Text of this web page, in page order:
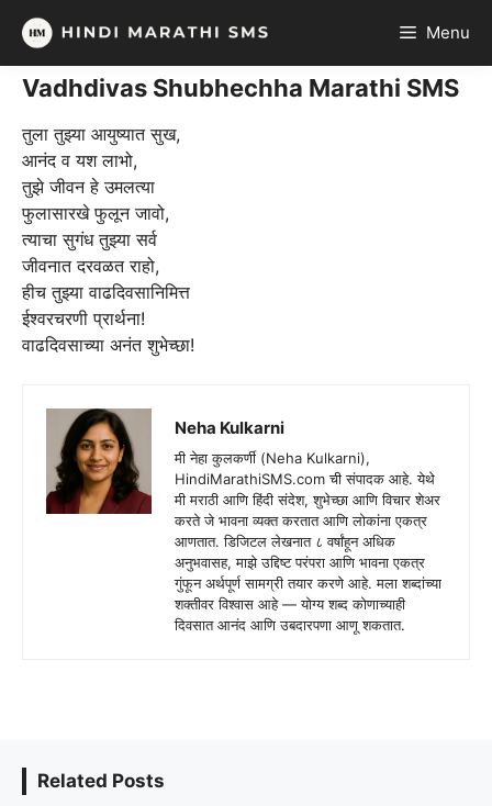
Skip
content
Menu
Vadhdivas Shubhechha Marathi SMS
तुला तुझ्या आयुष्यात सुख,
आनंद व यश लाभो,
तुझे जीवन हे उमलत्या
फुलासारखे फुलून जावो,
त्याचा सुगंध तुझ्या सर्व
जीवनात दरवळत राहो,
हीच तुझ्या वाढदिवसानिमित्त
ईश्वरचरणी प्रार्थना!
वाढदिवसाच्या अनंत शुभेच्छा!
Neha Kulkarni
मी नेहा कुलकर्णी (Neha Kulkarni),
HindiMarathiSMS.com ची संपादक आहे. येथे
मी मराठी आणि हिंदी संदेश, शुभेच्छा आणि विचार शेअर
करते जे भावना व्यक्त करतात आणि लोकांना एकत्र
आणतात. डिजिटल लेखनात ८ वर्षांहून अधिक
अनुभवासह, माझे उद्दिष्ट परंपरा आणि भावना एकत्र
गुंफून अर्थपूर्ण सामग्री तयार करणे आहे. मला शब्दांच्या
शक्तीवर विश्वास आहे — योग्य शब्द कोणाच्याही
दिवसात आनंद आणि उबदारपणा आणू शकतात.
Related Posts